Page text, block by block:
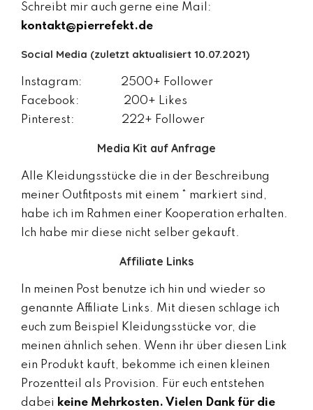
Schreibt mir auch gerne eine Mail:
kontakt@pierrefekt.de
Social Media (zuletzt aktualisiert 10.07.2021)
Instagram: 2500+ Follower
Facebook: 200+ Likes
Pinterest: 222+ Follower
Media Kit auf Anfrage
Alle Kleidungsstücke die in der Beschreibung
meiner Outfitposts mit einem * markiert sind,
habe ich im Rahmen einer Kooperation erhalten.
Ich habe mir diese nicht selber gekauft.
Affiliate Links
In meinen Post benutze ich hin und wieder so
genannte Affiliate Links. Mit diesen schlage ich
euch zum Beispiel Kleidungsstücke vor, die
meinen ähnlich sehen. Wenn ihr über diesen Link
ein Produkt kauft, bekomme ich einen kleinen
Prozentteil als Provision. Für euch entstehen
dabei keine Mehrkosten. Vielen Dank für die